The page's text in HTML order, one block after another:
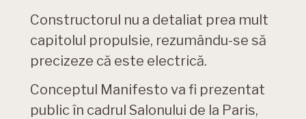
Constructorul nu a detaliat prea mult
capitolul propulsie, rezumându-se să
precizeze că este electrică.
Conceptul Manifesto va fi prezentat
public în cadrul Salonului de la Paris,